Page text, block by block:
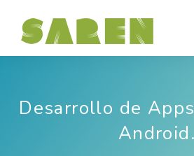
Desarrollo de
Android.